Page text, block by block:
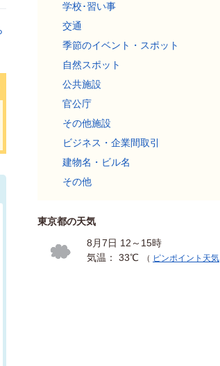
学校･習い事
交通
季節のイベント・スポット
自然スポット
公共施設
官公庁
その他施設
ビジネス・企業間取引
建物名・ビル名
その他
東京都の天気
8月7日 12～15時
気温： 33℃
（ ピンポイント天気